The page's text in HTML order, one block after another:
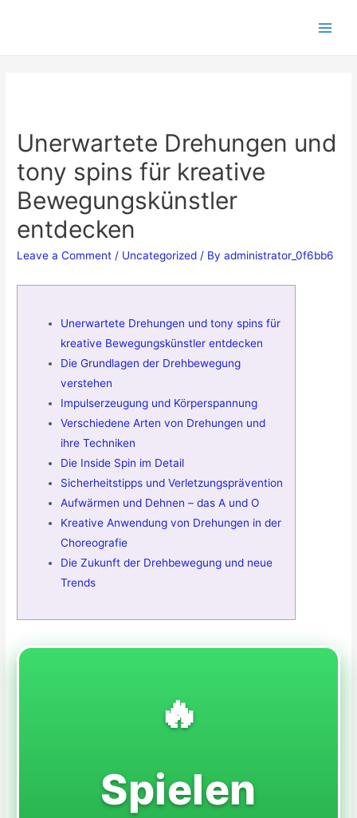
Unerwartete Drehungen und
tony spins für kreative
Bewegungskünstler
entdecken
Leave a Comment / Uncategorized / Byadministrator_0f6bb6
Unerwartete Drehungen und tony spins für
kreative Bewegungskünstler entdecken
Die Grundlagen der Drehbewegung
verstehen
Impulserzeugung und Körperspannung
Verschiedene Arten von Drehungen und
ihre Techniken
Die Inside Spin im Detail
Sicherheitstipps und Verletzungsprävention
Aufwärmen und Dehnen – das A und O
Kreative Anwendung von Drehungen in der
Choreografie
Die Zukunft der Drehbewegung und neue
Trends
🔥
Spielen